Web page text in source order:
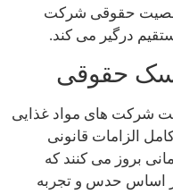
حقوقی شرکت
درگیر می کند.
حقوقی
شرکت های مواد غذایی
الزامات قانونی
بروز می کنند که
اساس حدس و تجربه